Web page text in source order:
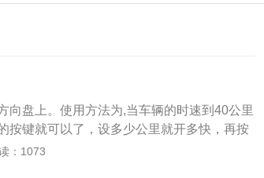
向盘上。使用方法为,当车辆的时速到40公里
按键就可以了，设多少公里就开多快，再按
简单，踩下刹车就自动解除了。拓展内
：1073